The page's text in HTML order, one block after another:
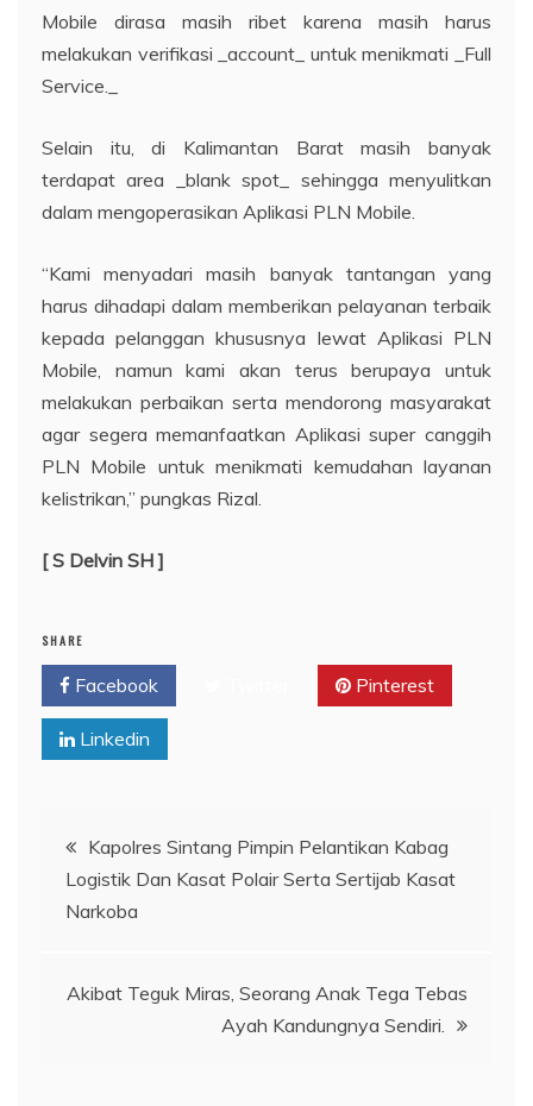
Mobile dirasa masih ribet karena masih harus
melakukan verifikasi _account_ untuk menikmati _Full
Service._
Selain itu, di Kalimantan Barat masih banyak
terdapat area _blank spot_ sehingga menyulitkan
dalam mengoperasikan Aplikasi PLN Mobile.
“Kami menyadari masih banyak tantangan yang
harus dihadapi dalam memberikan pelayanan terbaik
kepada pelanggan khususnya lewat Aplikasi PLN
Mobile, namun kami akan terus berupaya untuk
melakukan perbaikan serta mendorong masyarakat
agar segera memanfaatkan Aplikasi super canggih
PLN Mobile untuk menikmati kemudahan layanan
kelistrikan,” pungkas Rizal.
[ S Delvin SH ]
SHARE
Facebook Pinterest
Linkedin
Navigasi
pos
Kapolres Sintang Pimpin Pelantikan Kabag
Logistik Dan Kasat Polair Serta Sertijab Kasat
Narkoba
Akibat Teguk Miras, Seorang Anak Tega Tebas
Ayah Kandungnya Sendiri.